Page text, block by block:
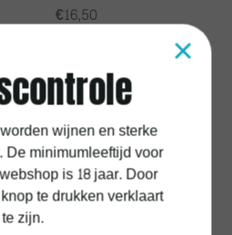
€16,50
×
wijnen en sterke
De minimumleeftijd voor
is 18 jaar. Door
te drukken verklaart
zijn.